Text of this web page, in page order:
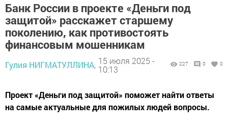
Банк России в проекте «Деньги под
защитой» расскажет старшему
поколению, как противостоять
финансовым мошенникам
Гулия НИГМАТУЛЛИНА, 15 июля 2025 -
10:13
227 0 0
Проект «Деньги под защитой» поможет найти ответы
на самые актуальные для пожилых людей вопросы.